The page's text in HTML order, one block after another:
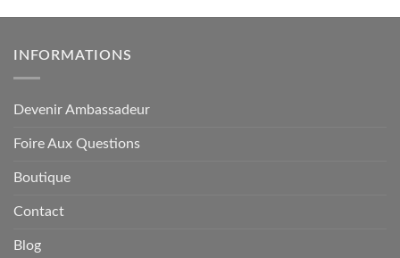
INFORMATIONS
Devenir Ambassadeur
Foire Aux Questions
Boutique
Contact
Blog